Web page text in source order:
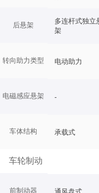
后悬架
转向助力类型
电磁感应悬架
车体结构
车轮制动
前制动器
多连杆式独立
架
电动助力
-
承载式